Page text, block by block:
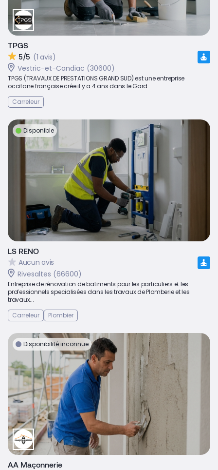
TPGS
5/5 (1 avis)
Vestric-et-Candiac (30600)
TPGS (TRAVAUX DE PRESTATIONS GRAND SUD) est une entreprise
occitane française crée il y a 4 ans dans le Gard ...
Carreleur
Disponible
LS RENO
Aucun avis
Rivesaltes (66600)
Entreprise de rénovation de batiments pour les particuliers et les
professionnels specialisées dans les travaux de Plomberie et les
travaux...
Carreleur
Plombier
Disponibilité inconnue
AA Maçonnerie